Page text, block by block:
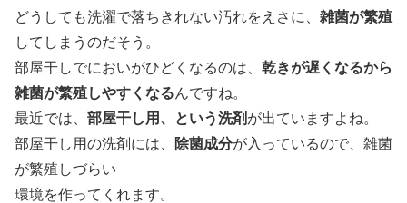
どうしても洗濯で落ちきれない汚れをえさに、 雑菌が繁殖
してしまうのだそう。
部屋干しでにおいがひどくなるのは、 乾きが遅くなるから
雑菌が繁殖しやすくなるんですね。
最近では、 部屋干し用、という洗剤 が出ていますよね。
部屋干し用の洗剤には、
除菌成分が入っているので、雑菌
が繁殖しづらい
環境を作ってくれます。